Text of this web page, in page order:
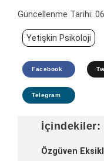
Güncellenme Tarihi:
Yetişkin Psikoloji
Facebook
Telegram
İçindekiler:
Özgüven